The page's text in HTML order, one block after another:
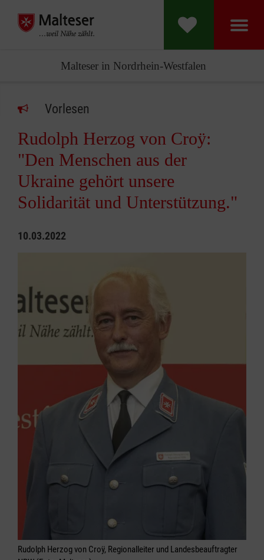
Malteser in Nordrhein-Westfalen
Vorlesen
Rudolph Herzog von Croÿ:
"Den Menschen aus der
Ukraine gehört unsere
Solidarität und Unterstützung."
10.03.2022
Rudolph Herzog von Croÿ, Regionalleiter und Landesbeauftragter